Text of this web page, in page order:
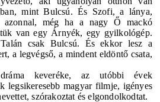
mint Bulcsú. És Szofi, a lánya,
azonnal, még ha a nagy Ő mackó
van egy Árnyék, egy gyilkológép.
csak Bulcsú. És ekkor lesz a
a legvégső, a mindent eldöntő csata,
keveréke, az utóbbi évek
legsikeresebb magyar filmje, igényes
szórakoztat és elgondolkodtat.